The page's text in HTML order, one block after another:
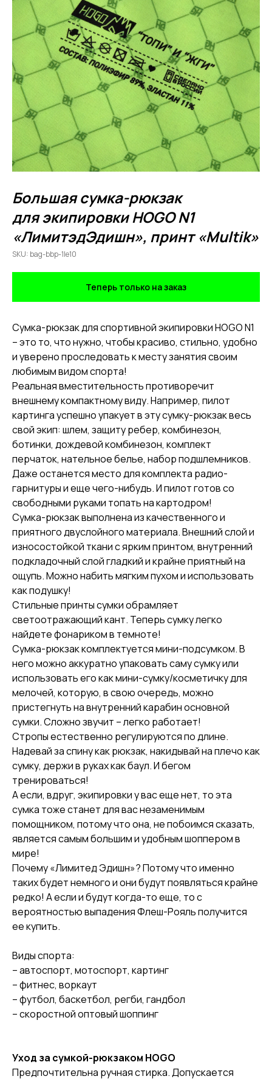
Большая сумка-рюкзак
для экипировки HOGO N1
«ЛимитэдЭдишн», принт «Multik»
SKU: bag-bbp-1le10
Теперь только на заказ
Сумка-рюкзак для спортивной экипировки HOGO N1
– это то, что нужно, чтобы красиво, стильно, удобно
и уверено проследовать к месту занятия своим
любимым видом спорта!
Реальная вместительность противоречит
внешнему компактному виду. Например, пилот
картинга успешно упакует в эту сумку-рюкзак весь
свой экип: шлем, защиту ребер, комбинезон,
ботинки, дождевой комбинезон, комплект
перчаток, нательное белье, набор подшлемников.
Даже останется место для комплекта радио-
гарнитуры и еще чего-нибудь. И пилот готов со
свободными руками топать на картодром!
Сумка-рюкзак выполнена из качественного и
приятного двуслойного материала. Внешний слой и
износостойкой ткани с ярким принтом, внутренний
подкладочный слой гладкий и крайне приятный на
ощупь. Можно набить мягким пухом и использовать
как подушку!
Стильные принты сумки обрамляет
светоотражающий кант. Теперь сумку легко
найдете фонариком в темноте!
Сумка-рюкзак комплектуется мини-подсумком. В
него можно аккуратно упаковать саму сумку или
использовать его как мини-сумку/косметичку для
мелочей, которую, в свою очередь, можно
пристегнуть на внутренний карабин основной
сумки. Сложно звучит – легко работает!
Стропы естественно регулируются по длине.
Надевай за спину как рюкзак, накидывай на плечо как
сумку, держи в руках как баул. И бегом
тренироваться!
А если, вдруг, экипировки у вас еще нет, то эта
сумка тоже станет для вас незаменимым
помощником, потому что она, не побоимся сказать,
является самым большим и удобным шоппером в
мире!
Почему «Лимитед Эдишн»? Потому что именно
таких будет немного и они будут появляться крайне
редко! А если и будут когда-то еще, то с
вероятностью выпадения Флеш-Рояль получится
ее купить.
Виды спорта:
– автоспорт, мотоспорт, картинг
– фитнес, воркаут
– футбол, баскетбол, регби, гандбол
– скоростной оптовый шоппинг
Уход за сумкой-рюкзаком HOGO
Предпочтительна ручная стирка. Допускается